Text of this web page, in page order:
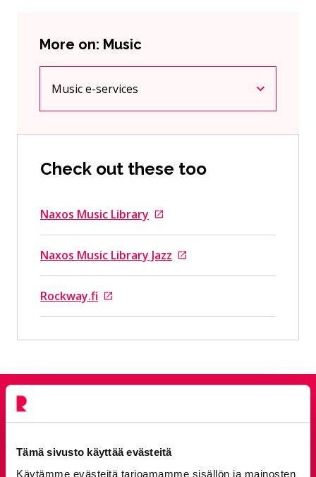
Tämä sivusto käyttää evästeitä
Käytämme evästeitä tarjoamamme sisällön ja mainosten
More on: Music
Current page
Music e-services
Click to access the menu
Check out these too
Naxos Music Library
Goes to an external site
Naxos Music Library Jazz
Goes to an external site
Rockway.fi
Goes to an external site
Feedback service
Goes to an external site